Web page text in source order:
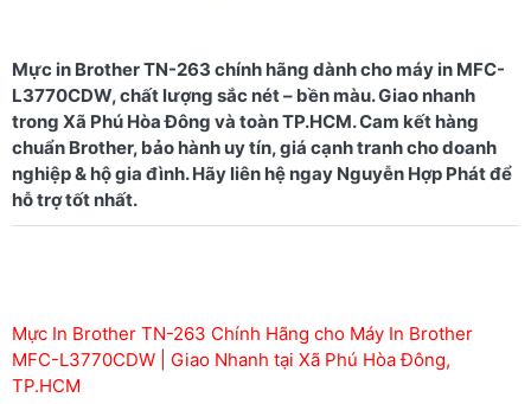
Mực in Brother TN-263 chính hãng dành cho máy in MFC-
L3770CDW, chất lượng sắc nét – bền màu. Giao nhanh
trong Xã Phú Hòa Đông và toàn TP.HCM. Cam kết hàng
chuẩn Brother, bảo hành uy tín, giá cạnh tranh cho doanh
nghiệp & hộ gia đình. Hãy liên hệ ngay Nguyễn Hợp Phát để
Mực In Brother TN-263 Chính Hãng cho Máy In Brother
MFC-L3770CDW | Giao Nhanh tại Xã Phú Hòa Đông,
TP.HCM